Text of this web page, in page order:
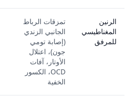
الرنين
المغناطيسي
للمرفق
تمزقات الرباط
الجانبي الزندي
(إصابة تومي
جون)، اعتلال
الأوتار، آفات
OCD، الكسور
الخفية